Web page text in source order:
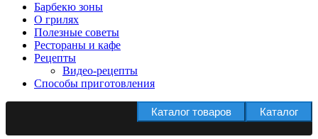
Барбекю зоны
О грилях
Полезные советы
Рестораны и кафе
Рецепты
Видео-рецепты
Способы приготовления
Каталог
Каталог товаров